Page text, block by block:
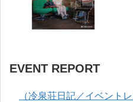
EVENT REPORT
（冷泉荘日記／イベント